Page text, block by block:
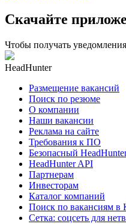
Скачайте
Чтобы получать
HeadHunter
Размещение вакансий
Поиск по резюме
О компании
Наши вакансии
Реклама на сайте
Требования к ПО
Безопасный
HeadHunter API
Партнерам
Инвесторам
Каталог компаний
Поиск по вакансиям в
Сетка: соцсеть для